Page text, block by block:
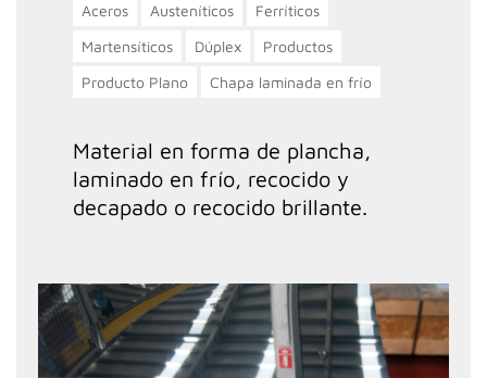
Aceros Austeníticos
Ferríticos
Martensíticos
Dúplex
Productos
Producto Plano
Chapa laminada en frío
Material en forma de plancha,
laminado en frío, recocido y
decapado o recocido brillante.